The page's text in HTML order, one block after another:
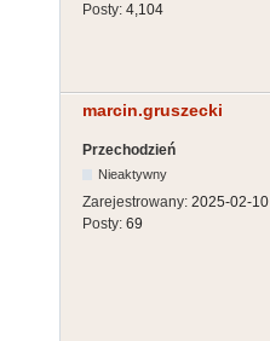
Posty: 4,104
marcin.gruszecki
Przechodzień
Nieaktywny
Zarejestrowany: 2025-02-10
Posty: 69